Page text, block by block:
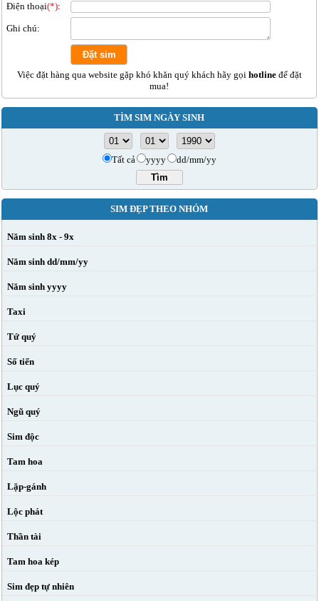
Điện thoại(*):
Ghi chú:
Việc đặt hàng qua website gặp khó khăn quý khách hãy gọi hotlineđể đặt
mua!
TÌM SIM NGÀY SINH
Tất cả yyyy dd/mm/yy
SIM ĐẸP THEO NHÓM
Năm sinh 8x - 9x
Năm sinh dd/mm/yy
Năm sinh yyyy
Taxi
Tứ quý
Số tiến
Lục quý
Ngũ quý
Sim độc
Tam hoa
Lặp-gánh
Lộc phát
Thần tài
Tam hoa kép
Sim đẹp tự nhiên